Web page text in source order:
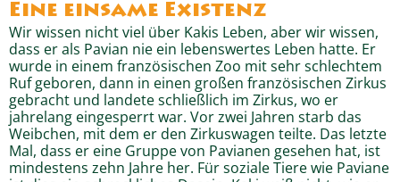
Eine einsame Existenz
Wir wissen nicht viel über Kakis Leben, aber wir wissen,
dass er als Pavian nie ein lebenswertes Leben hatte. Er
wurde in einem französischen Zoo mit sehr schlechtem
Ruf geboren, dann in einen großen französischen Zirkus
gebracht und landete schließlich im Zirkus, wo er
jahrelang eingesperrt war. Vor zwei Jahren starb das
Weibchen, mit dem er den Zirkuswagen teilte. Das letzte
Mal, dass er eine Gruppe von Pavianen gesehen hat, ist
mindestens zehn Jahre her. Für soziale Tiere wie Paviane